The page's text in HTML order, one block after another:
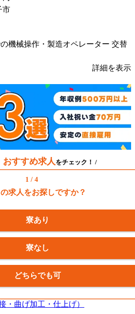
市
機械操作・製造オペレーター 交替
詳細を表示
おすすめ求人 をチェック！ /
1 / 4
求人をお探しですか？
寮あり
寮なし
どちらでも可